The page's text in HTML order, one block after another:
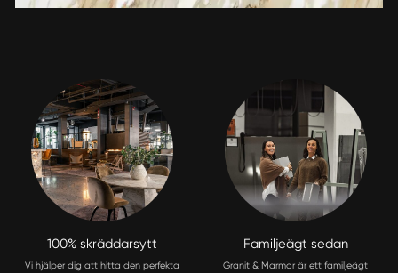
100% skräddarsytt
Vi hjälper dig att hitta den perfekta
Familjeägt sedan
Granit & Marmor är ett familjeägt